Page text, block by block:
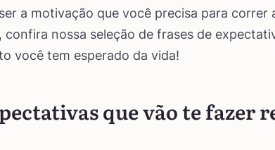
a motivação que você precisa para correr
confira nossa seleção de frases de
você tem esperado da vida!
que vão te fazer